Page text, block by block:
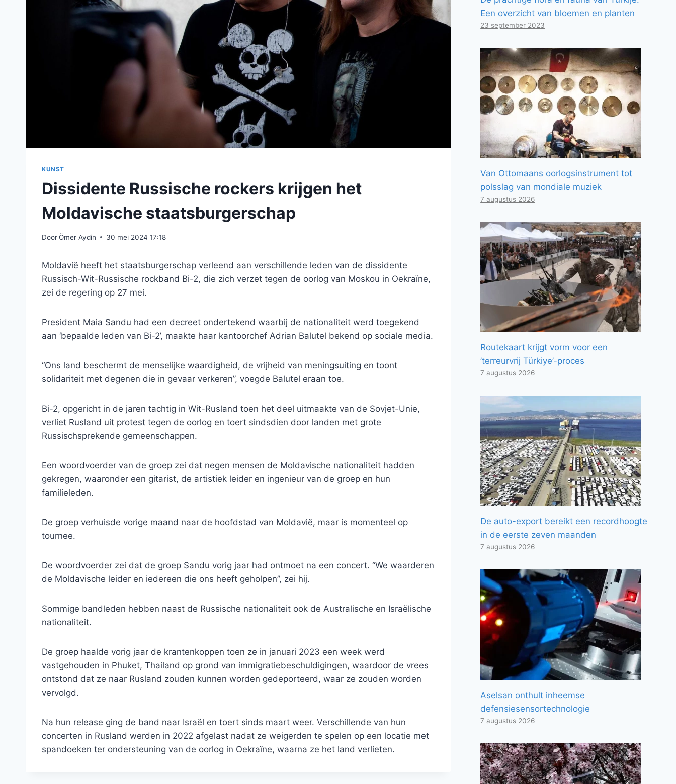
KUNST
Dissidente Russische rockers krijgen het
Moldavische staatsburgerschap
DoorÖmer Aydin 30 mei 2024 17:18
Moldavië heeft het staatsburgerschap verleend aan verschillende leden van de dissidente
Russisch-Wit-Russische rockband Bi-2, die zich verzet tegen de oorlog van Moskou in Oekraïne,
zei de regering op 27 mei.
President Maia Sandu had een decreet ondertekend waarbij de nationaliteit werd toegekend
aan ‘bepaalde leden van Bi-2’, maakte haar kantoorchef Adrian Balutel bekend op sociale media.
“Ons land beschermt de menselijke waardigheid, de vrijheid van meningsuiting en toont
solidariteit met degenen die in gevaar verkeren”, voegde Balutel eraan toe.
Bi-2, opgericht in de jaren tachtig in Wit-Rusland toen het deel uitmaakte van de Sovjet-Unie,
verliet Rusland uit protest tegen de oorlog en toert sindsdien door landen met grote
Russischsprekende gemeenschappen.
Een woordvoerder van de groep zei dat negen mensen de Moldavische nationaliteit hadden
gekregen, waaronder een gitarist, de artistiek leider en ingenieur van de groep en hun
familieleden.
De groep verhuisde vorige maand naar de hoofdstad van Moldavië, maar is momenteel op
tournee.
De woordvoerder zei dat de groep Sandu vorig jaar had ontmoet na een concert. “We waarderen
de Moldavische leider en iedereen die ons heeft geholpen”, zei hij.
Sommige bandleden hebben naast de Russische nationaliteit ook de Australische en Israëlische
nationaliteit.
De groep haalde vorig jaar de krantenkoppen toen ze in januari 2023 een week werd
vastgehouden in Phuket, Thailand op grond van immigratiebeschuldigingen, waardoor de vrees
ontstond dat ze naar Rusland zouden kunnen worden gedeporteerd, waar ze zouden worden
vervolgd.
Na hun release ging de band naar Israël en toert sinds maart weer. Verschillende van hun
concerten in Rusland werden in 2022 afgelast nadat ze weigerden te spelen op een locatie met
spandoeken ter ondersteuning van de oorlog in Oekraïne, waarna ze het land verlieten.
Een overzicht van bloemen en planten
23 september 2023
Van Ottomaans oorlogsinstrument tot
polsslag van mondiale muziek
7 augustus 2026
Routekaart krijgt vorm voor een
’terreurvrij Türkiye’-proces
7 augustus 2026
De auto-export bereikt een recordhoogte
in de eerste zeven maanden
7 augustus 2026
Aselsan onthult inheemse
defensiesensortechnologie
7 augustus 2026